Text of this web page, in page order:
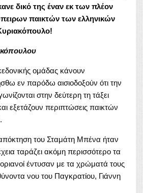
δικό της έναν εκ των πλέον
παικτών των ελληνικών
ομάδας κάνουν
εν παρόδω αισιοδοξούν ότι την
στην δεύτερη τη τάξει
εξετάζουν περιπτώσεις παικτών
του Σταμάτη Μπένα ήταν
ταράζει ακόμη περισσότερο τα
έντυσαν με τα χρώματά τους
νου του Παγκρατίου, Γιάννη